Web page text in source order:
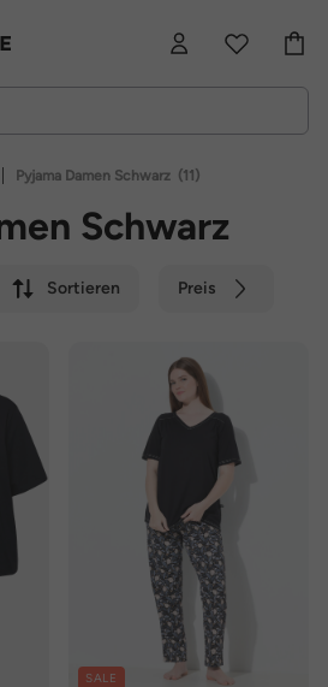
| Pyjama Damen Schwarz (11)
Schwarz
Sortieren Preis
SALE